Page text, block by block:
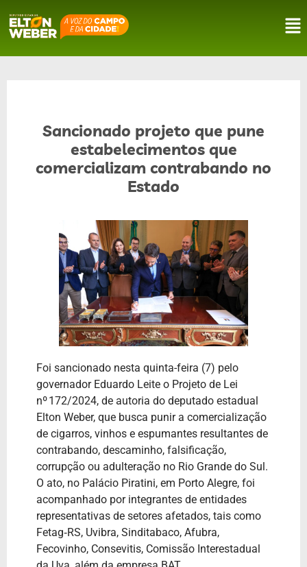
Sancionado projeto que pune
estabelecimentos que
comercializam contrabando no
Estado
Foi sancionado nesta quinta-feira (7) pelo
governador Eduardo Leite o Projeto de Lei
nº 172/2024, de autoria do deputado estadual
Elton Weber, que busca punir a comercialização
de cigarros, vinhos e espumantes resultantes de
contrabando, descaminho, falsificação,
corrupção ou adulteração no Rio Grande do Sul.
O ato, no Palácio Piratini, em Porto Alegre, foi
acompanhado por integrantes de entidades
representativas de setores afetados, tais como
Fetag‑RS, Uvibra, Sinditabaco, Afubra,
Fecovinho, Consevitis, Comissão Interestadual